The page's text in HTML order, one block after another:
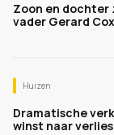
Zoon en dochter
vader Gerard
Huizen
Dramatische
winst naar